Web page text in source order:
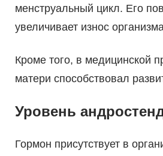
менструальный цикл. Его
увеличивает износ
Кроме того, в медицинской
матери способствовал
Уровень
Гормон присутствует в